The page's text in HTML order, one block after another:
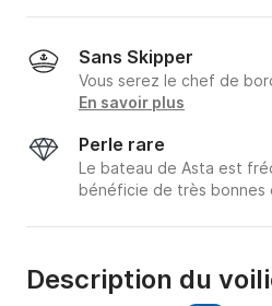
Sans Skipper
Vous serez le chef de
En savoir plus
Perle rare
Le bateau de Asta est
bénéficie de très bonnes
Description du